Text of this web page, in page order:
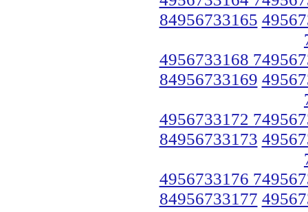
84956733165
4956733168
84956733169
4956733172
84956733173
4956733176
84956733177